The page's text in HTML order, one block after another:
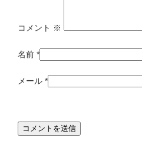
コメント ※
名前 *
メール *